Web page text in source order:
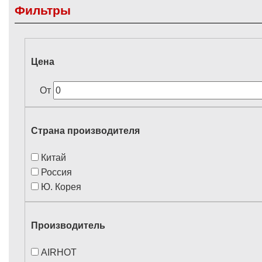
Фильтры
Цена
От
Страна производителя
Китай
Россия
Ю. Корея
Производитель
AIRHOT